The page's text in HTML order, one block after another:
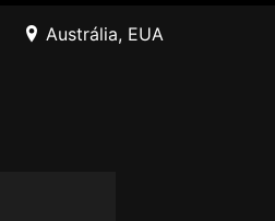
Austrália, EUA